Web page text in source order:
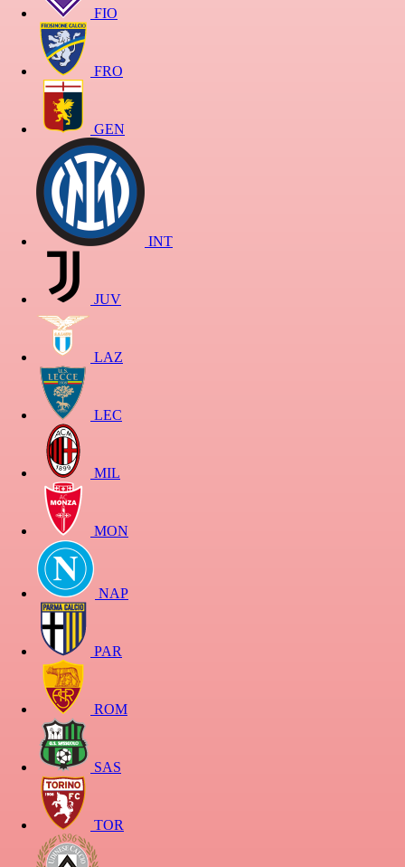
FIO
FRO
GEN
INT
JUV
LAZ
LEC
MIL
MON
NAP
PAR
ROM
SAS
TOR